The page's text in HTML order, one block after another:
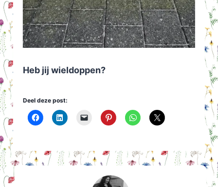
Heb jij wieldoppen?
Deel deze post: